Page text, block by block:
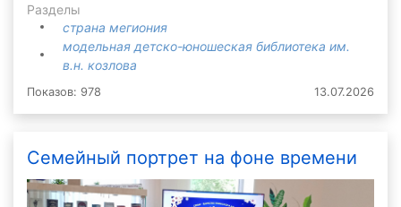
Разделы
страна мегиония
модельная детско-юношеская библиотека им.
в.н. козлова
Показов: 978 13.07.2026
Семейный портрет на фоне времени